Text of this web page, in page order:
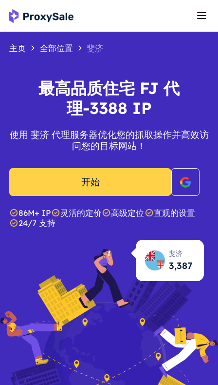
主页 全部位置 斐济
最高品质住宅 FJ 代
理-3388 IP
使用 斐济 代理服务器优化您的抓取操作并高效访
问您的目标网站！
开始
86M+ IP 灵活的定价 高级定位
直观的设置
24/7 支持
斐济
3,388